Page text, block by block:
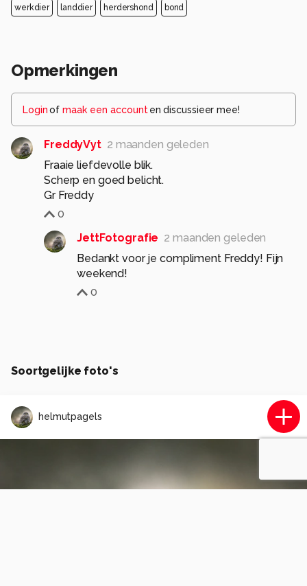
werkdier landdier herdershond bond
Opmerkingen
Loginof maak een account en discussieer mee!
FreddyVyt 2 maanden geleden
Fraaie liefdevolle blik.
Scherp en goed belicht.
Gr Freddy
0
JettFotografie 2 maanden geleden
Bedankt voor je compliment Freddy! Fijn
weekend!
0
Soortgelijke foto's
helmutpagels